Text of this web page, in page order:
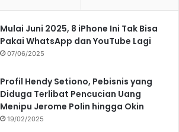
Mulai Juni 2025, 8 iPhone Ini Tak Bisa
Pakai WhatsApp dan YouTube Lagi
07/06/2025
Profil Hendy Setiono, Pebisnis yang
Diduga Terlibat Pencucian Uang
Menipu Jerome Polin hingga Okin
19/02/2025